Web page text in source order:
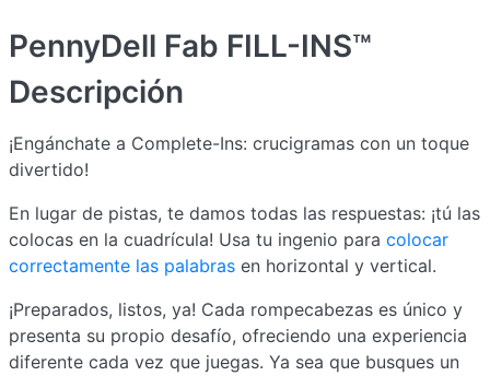
PennyDell Fab FILL-INS™
Descripción
¡Engánchate a Complete-Ins: crucigramas con un toque
divertido!
En lugar de pistas, te damos todas las respuestas: ¡tú las
colocas en la cuadrícula! Usa tu ingenio para colocar
correctamente las palabras en horizontal y vertical.
¡Preparados, listos, ya! Cada rompecabezas es único y
presenta su propio desafío, ofreciendo una experiencia
diferente cada vez que juegas. Ya sea que busques un